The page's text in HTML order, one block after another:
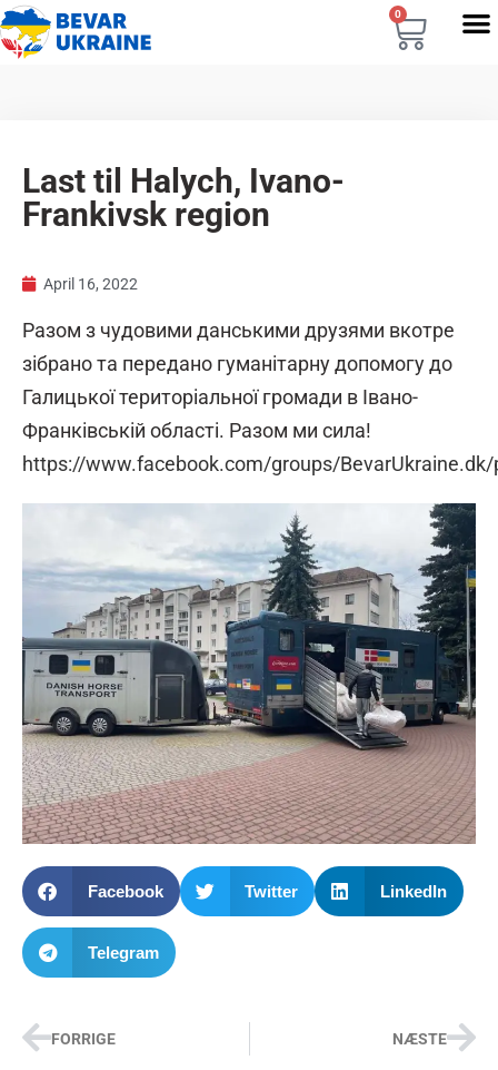
0
Last til Halych, Ivano-
Frankivsk region
April 16, 2022
Разом з чудовими данськими друзями вкотре
зібрано та передано гуманітарну допомогу до
Галицької територіальної громади в Івано-
Франківській області. Разом ми сила!
https://www.facebook.com/groups/
Facebook Twitter LinkedIn
Telegram
FORRIGE NÆSTE